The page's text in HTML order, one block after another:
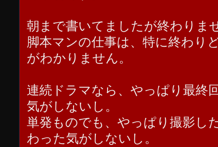
朝まで書いてましたが終わりま
脚本マンの仕事は、特に終わり
がわかりません。
連続ドラマなら、やっぱり最終
気がしないし。
単発ものでも、やっぱり撮影し
わった気がしないし。